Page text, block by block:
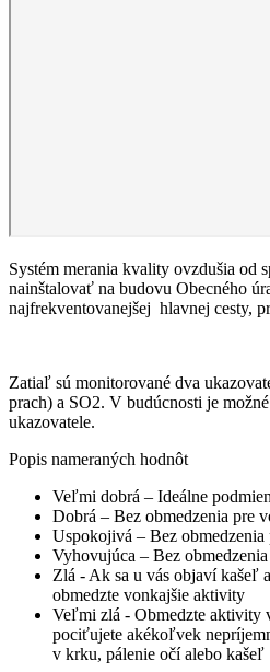
Systém merania kvality ovzdušia od
nainštalovať na budovu Obecného
najfrekventovanejšej hlavnej cesty,
Zatiaľ sú monitorované dva
prach) a SO2. V budúcnosti je
ukazovatele.
Popis nameraných hodnôt
Veľmi dobrá – Ideálne
Dobrá – Bez obmedzenia pre
Uspokojivá – Bez
Vyhovujúca – Bez
Zlá - Ak sa u vás objaví kašeľ
obmedzte vonkajšie aktivity
Veľmi zlá - Obmedzte aktivity
pociťujete akékoľvek
v krku, pálenie očí alebo kašeľ